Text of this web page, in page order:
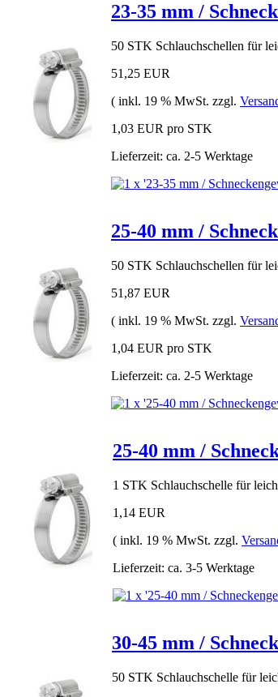
23-35 mm /
50 STK Schlauchschellen für
51,25 EUR
( inkl. 19 % MwSt. zzgl.
1,03 EUR pro STK
Lieferzeit: ca. 2-5 Werktage
25-40 mm /
50 STK Schlauchschellen für
51,87 EUR
( inkl. 19 % MwSt. zzgl.
1,04 EUR pro STK
Lieferzeit: ca. 2-5 Werktage
25-40 mm /
1 STK Schlauchschelle für
1,14 EUR
( inkl. 19 % MwSt. zzgl.
Lieferzeit: ca. 3-5 Werktage
30-45 mm /
50 STK Schlauchschelle für